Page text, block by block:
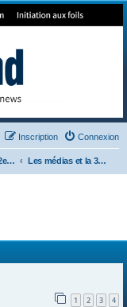
Connexion
Inscription
Les archives de la 32e America's Cup Les médias et la 32e ACup
1 2 3 4